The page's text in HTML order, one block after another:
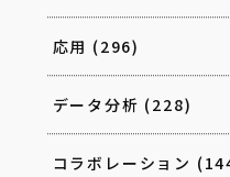
応用 (296)
データ分析 (228)
コラボレーション